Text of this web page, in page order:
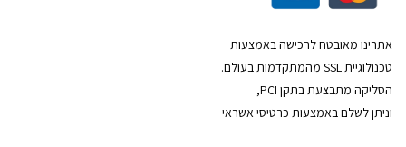
אתרינו מאובטח לרכישה באמצעות
טכנולוגיית SSL מהמתקדמות בעולם.
הסליקה מתבצעת בתקן PCI,
וניתן לשלם באמצעות כרטיסי אשראי